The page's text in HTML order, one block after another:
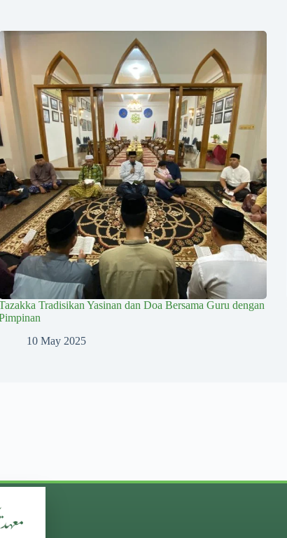
Tradisikan Yasinan dan Doa Bersama Guru dengan
10 May 2025